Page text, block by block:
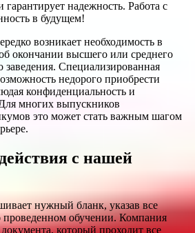
надежность. Работа с
в будущем!
возникает необходимость в
окончании высшего или среднего
заведения. Специализированная
недорого приобрести
конфиденциальность и
многих выпускников
это может стать важным шагом
с нашей
нужный бланк, указав все
обучении. Компания
документа, который проходит все